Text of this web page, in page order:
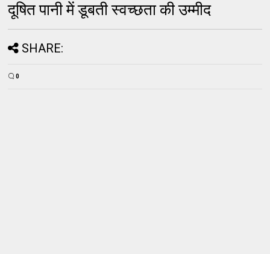
दूषित पानी में डूबती स्वच्छता की उम्मीद
SHARE:
0